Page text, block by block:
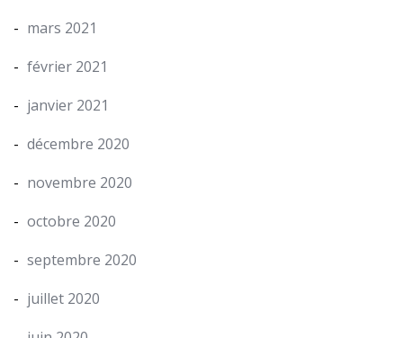
mars 2021
février 2021
janvier 2021
décembre 2020
novembre 2020
octobre 2020
septembre 2020
juillet 2020